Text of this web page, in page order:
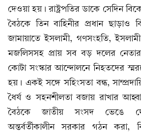
দেওয়া হয়। রাষ্ট্রপতির ডাকে সেদিন
বৈঠকে তিন বাহিনীর প্রধান ছাড়াও
জামায়াতে ইসলামী, গণসংহতি,
মজলিসসহ প্রায় সব বড় দলের
কোটা সংস্কার আন্দোলনে নিহতদের
হয়। একই সঙ্গে সহিংসতা বন্ধ,
ধৈর্য ও সহনশীলতা বজায় রাখার
বৈঠকে জাতীয় সংসদ ভেঙে
অন্তর্বর্তীকালীন সরকার গঠন করা,